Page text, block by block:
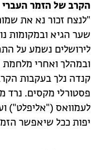
הקרב של הזמר העברי
"לנצח זכור נא את
שער הגיא ובמקומות
לירושלים נשמע על
ובמהלך ואחרי
קנדה נלך בעקבות
פסטורלי מקסים. נרד
לעמוואס ("אליפלט")
יפות ככל שיאפשר